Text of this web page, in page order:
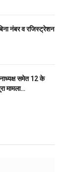
नंबर व रजिस्ट्रेशन
समेत 12 के
मामला…